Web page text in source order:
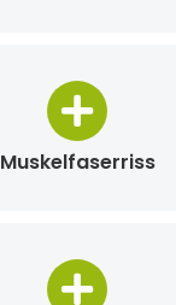
Muskelfaserriss